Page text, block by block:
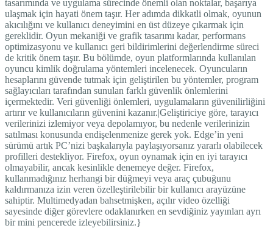
tasarımında ve uygulama sürecinde önemli olan noktalar, başarıya
ulaşmak için hayati önem taşır. Her adımda dikkatli olmak, oyunun
akıcılığını ve kullanıcı deneyimini en üst düzeye çıkarmak için
gereklidir. Oyun mekaniği ve grafik tasarımı kadar, performans
optimizasyonu ve kullanıcı geri bildirimlerini değerlendirme süreci
de kritik önem taşır. Bu bölümde, oyun platformlarında kullanılan
oyuncu kimlik doğrulama yöntemleri incelenecek. Oyuncuların
hesaplarını güvende tutmak için geliştirilen bu yöntemler, program
sağlayıcıları tarafından sunulan farklı güvenlik önlemlerini
içermektedir. Veri güvenliği önlemleri, uygulamaların güvenilirliğini
artırır ve kullanıcıların güvenini kazanır.|Geliştiriciye göre, tarayıcı
verilerinizi izlemiyor veya depolamıyor, bu nedenle verilerinizin
satılması konusunda endişelenmenize gerek yok. Edge’in yeni
sürümü artık PC’nizi başkalarıyla paylaşıyorsanız yararlı olabilecek
profilleri destekliyor. Firefox, oyun oynamak için en iyi tarayıcı
olmayabilir, ancak kesinlikle denemeye değer. Firefox,
kullanmadığınız herhangi bir düğmeyi veya araç çubuğunu
kaldırmanıza izin veren özelleştirilebilir bir kullanıcı arayüzüne
sahiptir. Multimedyadan bahsetmişken, açılır video özelliği
sayesinde diğer görevlere odaklanırken en sevdiğiniz yayınları ayrı
bir mini pencerede izleyebilirsiniz.}